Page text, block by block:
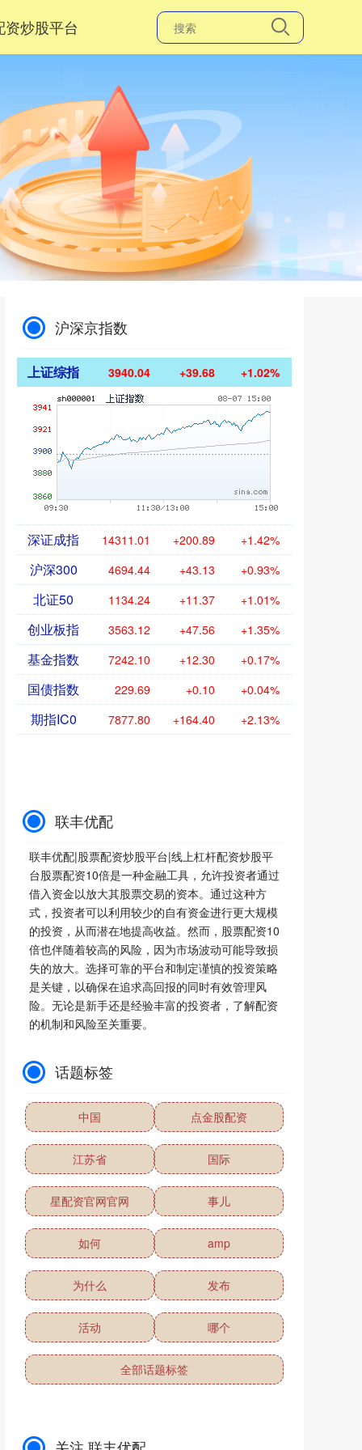
炒股平台
沪深京指数
上证综指 3940.04 +39.68 +1.02%
深证成指 14311.01 +200.89 +1.42%
沪深300 4694.44 +43.13 +0.93%
北证50 1134.24 +11.37 +1.01%
创业板指 3563.12 +47.56 +1.35%
基金指数 7242.10 +12.30 +0.17%
国债指数 229.69 +0.10 +0.04%
期指IC0 7877.80 +164.40 +2.13%
联丰优配
联丰优配|股票配资炒股平台|线上杠杆配资炒股平
台股票配资10倍是一种金融工具，允许投资者通过
借入资金以放大其股票交易的资本。通过这种方
式，投资者可以利用较少的自有资金进行更大规模
的投资，从而潜在地提高收益。然而，股票配资10
倍也伴随着较高的风险，因为市场波动可能导致损
失的放大。选择可靠的平台和制定谨慎的投资策略
是关键，以确保在追求高回报的同时有效管理风
险。无论是新手还是经验丰富的投资者，了解配资
的机制和风险至关重要。
话题标签
中国 点金股配资
江苏省 国际
星配资官网官网 事儿
如何 amp
为什么 发布
活动 哪个
全部话题标签